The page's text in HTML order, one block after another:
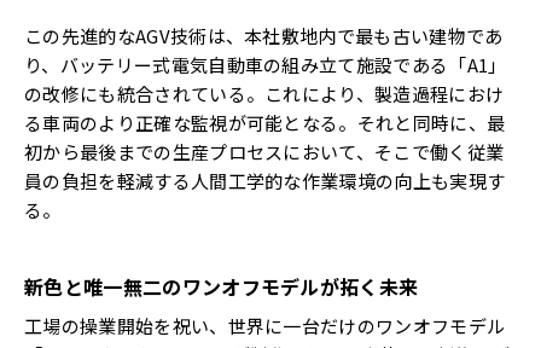
この先進的なAGV技術は、本社敷地内で最も古い建物であ
り、バッテリー式電気自動車の組み立て施設である「A1」
の改修にも統合されている。これにより、製造過程におけ
る車両のより正確な監視が可能となる。それと同時に、最
初から最後までの生産プロセスにおいて、そこで働く従業
員の負担を軽減する人間工学的な作業環境の向上も実現す
る。
新色と唯一無二のワンオフモデルが拓く未来
工場の操業開始を祝い、世界に一台だけのワンオフモデル